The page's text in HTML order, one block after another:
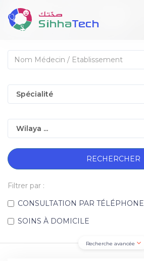
RECHERCHER
Filtrer par :
CONSULTATION PAR TÉLÉPHONE
SOINS À DOMICILE
Recherche avancée